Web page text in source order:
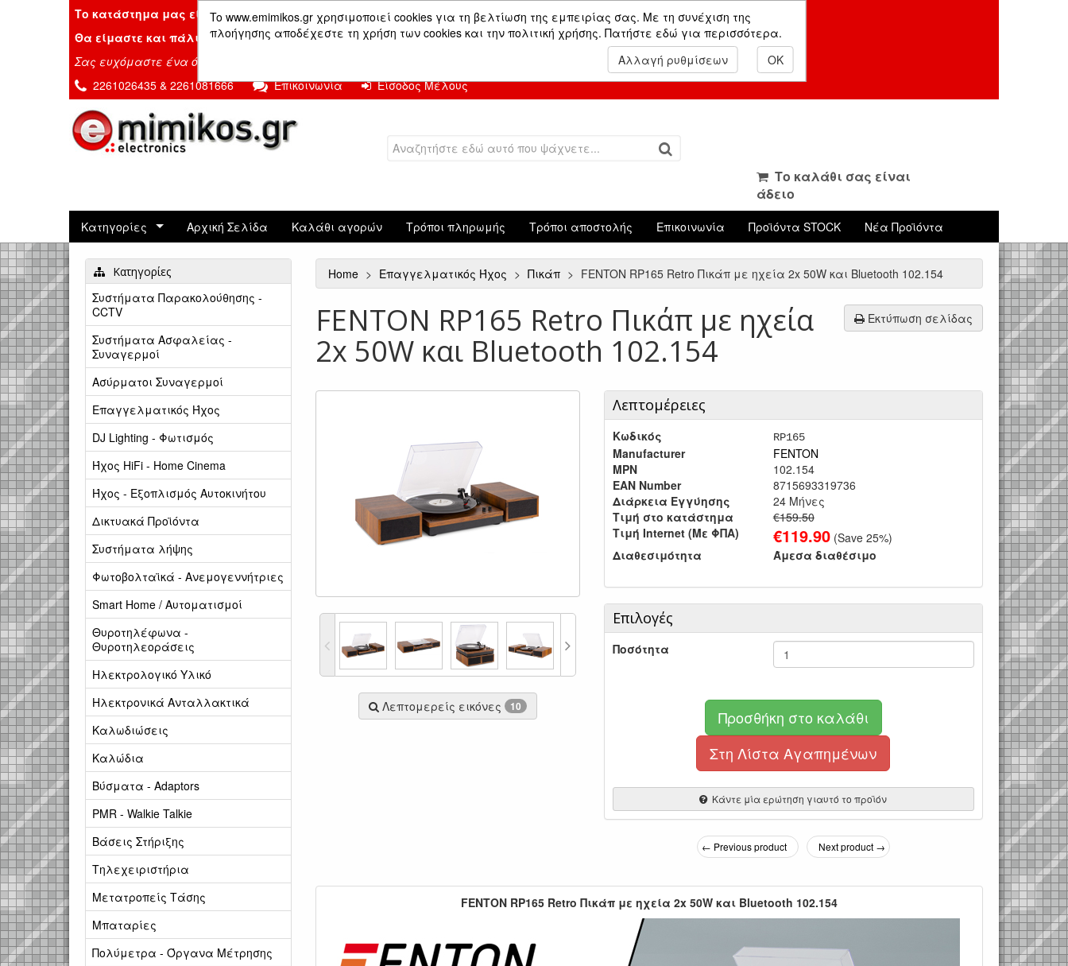
To www.emimikos.gr χρησιμοποιεί cookies για τη βελτίωση της εμπειρίας σας. Με τη συνέχιση της
πλοήγησης αποδέχεστε τη χρήση των cookies και την πολιτική χρήσης.Πατήστε εδώ για περισσότερα.
Αλλαγή ρυθμίσεων
OK
Το κατάστημα μας είναι κλειστό λόγω διακοπών.
Θα είμαστε και πάλι μαζί σας την Δευτέρα 24 Αυγούστου.
Σας ευχόμαστε ένα όμορφο καλοκαίρι!
2261026435 & 2261081666
Επικοινωνία Είσοδος Μέλους
Το καλάθι σας είναι
άδειο
Κατηγορίες Αρχική Σελίδα Καλάθι αγορών Τρόποι πληρωμής Τρόποι αποστολής Επικοινωνία Προϊόντα STOCK Νέα Προϊόντα
Home Επαγγελματικός Ήχος Πικάπ FENTON RP165 Retro Πικάπ με ηχεία 2x 50W και Bluetooth 102.154
Εκτύπωση σελίδας
FENTON RP165 Retro Πικάπ με ηχεία
2x 50W και Bluetooth 102.154
Λεπτομερείς εικόνες 10
Λεπτομέρειες
Κωδικός RP165
Manufacturer
FENTON
MPN
102.154
EAN Number
8715693319736
Διάρκεια Εγγύησης
24 Μήνες
Τιμή στο κατάστημα
€159.50
Τιμή Internet (Με ΦΠΑ)
€119.90(Save 25%)
Διαθεσιμότητα
Άμεσα διαθέσιμο
Επιλογές
Ποσότητα
Προσθήκη στο καλάθι
Στη Λίστα Αγαπημένων
Κάντε μία ερώτηση γιαυτό το προϊόν
← Previous product Next product →
FENTON RP165 Retro Πικάπ με ηχεία 2x 50W και Bluetooth 102.154
Κατηγορίες
Συστήματα Παρακολούθησης -
CCTV
Συστήματα Ασφαλείας -
Συναγερμοί
Ασύρματοι Συναγερμοί
Επαγγελματικός Ήχος
DJ Lighting - Φωτισμός
Ήχος HiFi - Home Cinema
Ήχος - Εξοπλισμός Αυτοκινήτου
Δικτυακά Προϊόντα
Συστήματα λήψης
Φωτοβολταϊκά - Ανεμογεννήτριες
Smart Home / Αυτοματισμοί
Θυροτηλέφωνα -
Θυροτηλεοράσεις
Ηλεκτρολογικό Υλικό
Ηλεκτρονικά Ανταλλακτικά
Καλωδιώσεις
Καλώδια
Βύσματα - Adaptors
PMR - Walkie Talkie
Βάσεις Στήριξης
Τηλεχειριστήρια
Μετατροπείς Τάσης
Μπαταρίες
Πολύμετρα - Όργανα Μέτρησης